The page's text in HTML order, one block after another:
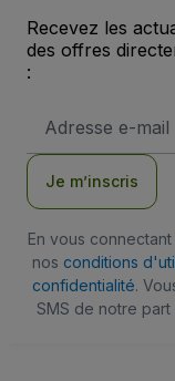
Recevez les
des offres
:
e-
Je m’inscris
En vous
nos conditions
confidentialité.
SMS de notre